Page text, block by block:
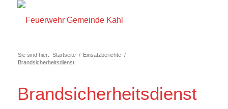
Sie sind hier: Startseite / Einsatzberichte /
Brandsicherheitsdienst
Brandsicherheitsdienst